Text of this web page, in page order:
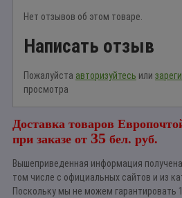
Нет отзывов об этом товаре.
Написать отзыв
Пожалуйста авторизуйтесь или
просмотра
Доставка товаров
при заказе от 35 бел. руб.
Вышеприведенная информация
том числе с официальных сайтов и из
Поскольку мы не можем гарантировать